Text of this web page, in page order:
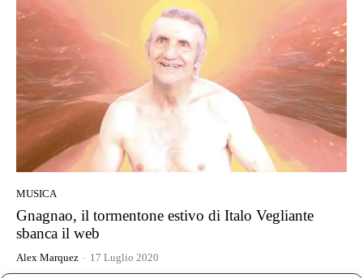
MUSICA
Gnagnao, il tormentone estivo di Italo Vegliante
sbanca il web
Alex Marquez - 17 Luglio 2020